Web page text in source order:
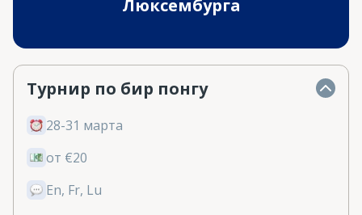
Люксембурга
Турнир по бир понгу
28-31 марта
от €20
En, Fr, Lu